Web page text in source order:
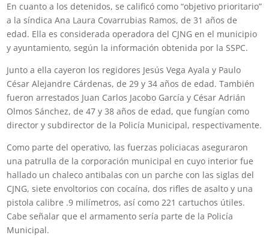
En cuanto a los detenidos, se calificó como “objetivo prioritario”
a la síndica Ana Laura Covarrubias Ramos, de 31 años de
edad. Ella es considerada operadora del CJNG en el municipio
y ayuntamiento, según la información obtenida por la SSPC.
Junto a ella cayeron los regidores Jesús Vega Ayala y Paulo
César Alejandre Cárdenas, de 29 y 34 años de edad. También
fueron arrestados Juan Carlos Jacobo García y César Adrián
Olmos Sánchez, de 47 y 38 años de edad, que fungían como
director y subdirector de la Policía Municipal, respectivamente.
Como parte del operativo, las fuerzas policiacas aseguraron
una patrulla de la corporación municipal en cuyo interior fue
hallado un chaleco antibalas con un parche con las siglas del
CJNG, siete envoltorios con cocaína, dos rifles de asalto y una
pistola calibre .9 milímetros, así como 221 cartuchos útiles.
Cabe señalar que el armamento sería parte de la Policía
Municipal.